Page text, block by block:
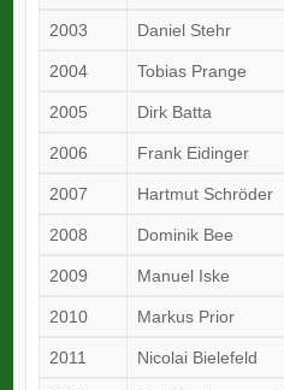
2003 Daniel Stehr
2004 Tobias Prange
2005 Dirk Batta
2006 Frank Eidinger
2007 Hartmut Schröder
2008 Dominik Bee
2009 Manuel Iske
2010 Markus Prior
2011 Nicolai Bielefeld